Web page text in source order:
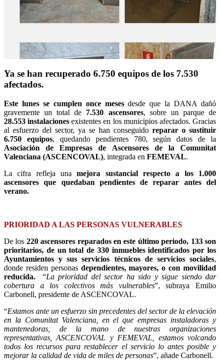
Ya se han recuperado 6.750 equipos de los 7.530
afectados.
Este lunes se cumplen once mesesdesde que la DANA dañó
gravemente un total de 7.530 ascensores, sobre un parque de
28.553 instalaciones existentes en los municipios afectados. Gracias
al esfuerzo del sector, ya se han conseguido reparar o sustituir
6.750 equipos, quedando pendientes 780, según datos de la
Asociación de Empresas de Ascensores de la Comunitat
Valenciana (ASCENCOVAL), integrada en FEMEVAL.
La cifra refleja unamejora sustancial respecto a los 1.000
ascensores que quedaban pendientes de reparar antes del
verano.
PRIORIDAD A LAS PERSONAS VULNERABLES
De los 220 ascensores reparados en este último periodo, 133son
prioritarios, de un total de 330 inmuebles identificados por los
Ayuntamientos y sus servicios técnicos de servicios sociales,
donde residen personas dependientes, mayores, o con movilidad
reducida.
“La prioridad del sector ha sido y sigue siendo dar
cobertura a los colectivos más vulnerables”, subraya Emilio
Carbonell, presidente de ASCENCOVAL.
“Estamos ante un esfuerzo sin precedentes del sector de la elevación
en la Comunitat Valenciana, en el que empresas instaladoras y
mantenedoras, de la mano de nuestras organizaciones
representativas, ASCENCOVAL y FEMEVAL, estamos volcando
todos los recursos para restablecer el servicio lo antes posible y
mejorar la calidad de vida de miles de personas”, añade Carbonell.